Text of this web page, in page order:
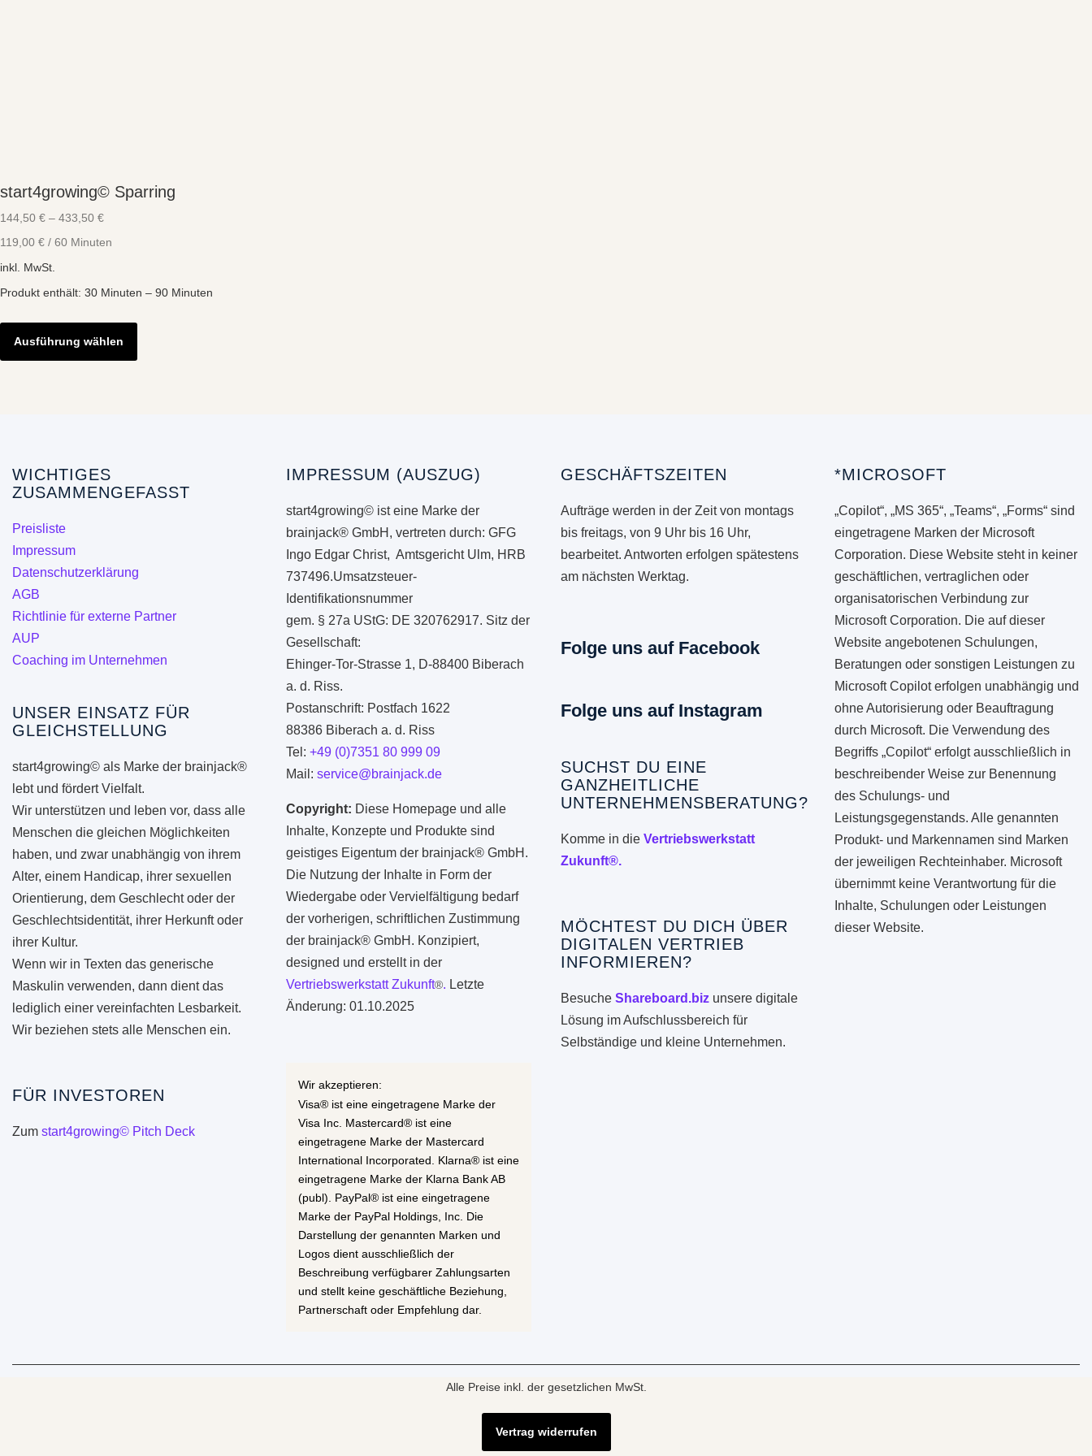
start4growing© Sparring
144,50 € – 433,50 €
119,00 € / 60 Minuten
inkl. MwSt.
Produkt enthält: 30 Minuten – 90 Minuten
Ausführung wählen
weist
können
gewählt
WICHTIGES
ZUSAMMENGEFASST
Preisliste
Impressum
Datenschutzerklärung
AGB
Richtlinie für externe Partner
AUP
Coaching im Unternehmen
UNSER EINSATZ FÜR
GLEICHSTELLUNG
start4growing© als Marke der brainjack®
lebt und fördert Vielfalt.
Wir unterstützen und leben vor, dass alle
Menschen die gleichen Möglichkeiten
haben, und zwar unabhängig von ihrem
Alter, einem Handicap, ihrer sexuellen
Orientierung, dem Geschlecht oder der
Geschlechtsidentität, ihrer Herkunft oder
ihrer Kultur.
Wenn wir in Texten das generische
Maskulin verwenden, dann dient das
lediglich einer vereinfachten Lesbarkeit.
Wir beziehen stets alle Menschen ein.
FÜR INVESTOREN
Zum start4growing© Pitch Deck
IMPRESSUM (AUSZUG)
start4growing© ist eine Marke der
brainjack® GmbH, vertreten durch: GFG
Ingo Edgar Christ, Amtsgericht Ulm, HRB
737496.Umsatzsteuer-
Identifikationsnummer
gem. § 27a UStG: DE 320762917. Sitz der
Gesellschaft:
Ehinger-Tor-Strasse 1, D-88400 Biberach
a. d. Riss.
Postanschrift: Postfach 1622
88386 Biberach a. d. Riss
Tel:+49 (0)7351 80 999 09
Mail:service@brainjack.de
Copyright: Diese Homepage und alle
Inhalte, Konzepte und Produkte sind
geistiges Eigentum der brainjack® GmbH.
Die Nutzung der Inhalte in Form der
Wiedergabe oder Vervielfältigung bedarf
der vorherigen, schriftlichen Zustimmung
der brainjack® GmbH. Konzipiert,
designed und erstellt in der
Vertriebswerkstatt Zukunft®. Letzte
Änderung: 01.10.2025
Wir akzeptieren:
Visa® ist eine eingetragene Marke der
Visa Inc. Mastercard® ist eine
eingetragene Marke der Mastercard
International Incorporated. Klarna® ist eine
eingetragene Marke der Klarna Bank AB
(publ). PayPal® ist eine eingetragene
Marke der PayPal Holdings, Inc. Die
Darstellung der genannten Marken und
Logos dient ausschließlich der
Beschreibung verfügbarer Zahlungsarten
und stellt keine geschäftliche Beziehung,
Partnerschaft oder Empfehlung dar.
GESCHÄFTSZEITEN
Aufträge werden in der Zeit von montags
bis freitags, von 9 Uhr bis 16 Uhr,
bearbeitet. Antworten erfolgen spätestens
am nächsten Werktag.
Folge uns auf Facebook
Folge uns auf Instagram
SUCHST DU EINE
GANZHEITLICHE
UNTERNEHMENSBERATUNG?
Komme in die Vertriebswerkstatt
Zukunft®.
MÖCHTEST DU DICH ÜBER
DIGITALEN VERTRIEB
INFORMIEREN?
Besuche Shareboard.bizunsere digitale
Lösung im Aufschlussbereich für
Selbständige und kleine Unternehmen.
*MICROSOFT
„Copilot“, „MS 365“, „Teams“, „Forms“ sind
eingetragene Marken der Microsoft
Corporation. Diese Website steht in keiner
geschäftlichen, vertraglichen oder
organisatorischen Verbindung zur
Microsoft Corporation. Die auf dieser
Website angebotenen Schulungen,
Beratungen oder sonstigen Leistungen zu
Microsoft Copilot erfolgen unabhängig und
ohne Autorisierung oder Beauftragung
durch Microsoft. Die Verwendung des
Begriffs „Copilot“ erfolgt ausschließlich in
beschreibender Weise zur Benennung
des Schulungs- und
Leistungsgegenstands. Alle genannten
Produkt- und Markennamen sind Marken
der jeweiligen Rechteinhaber. Microsoft
übernimmt keine Verantwortung für die
Inhalte, Schulungen oder Leistungen
dieser Website.
Alle Preise inkl. der gesetzlichen MwSt.
Vertrag widerrufen